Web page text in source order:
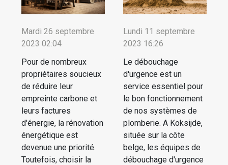
Mardi 26 septembre
2023 02:04
Pour de nombreux
propriétaires soucieux
de réduire leur
empreinte carbone et
leurs factures
d'énergie, la rénovation
énergétique est
devenue une priorité.
Toutefois, choisir la
Lundi 11 septembre
2023 16:26
Le débouchage
d'urgence est un
service essentiel pour
le bon fonctionnement
de nos systèmes de
plomberie. A Koksijde,
située sur la côte
belge, les équipes de
débouchage d'urgence